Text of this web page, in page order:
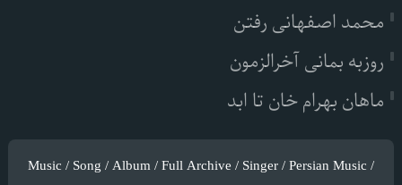
محمد اصفهانی رفتن
روزبه بمانی آخرالزمون
ماهان بهرام خان تا ابد
Music / Song / Album / Full Archive / Singer / Persian Music /